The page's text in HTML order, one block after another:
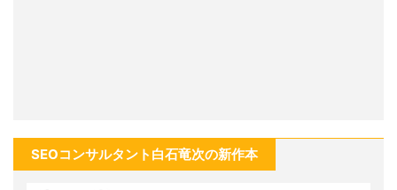
SEOコンサルタント白石竜次の新作本